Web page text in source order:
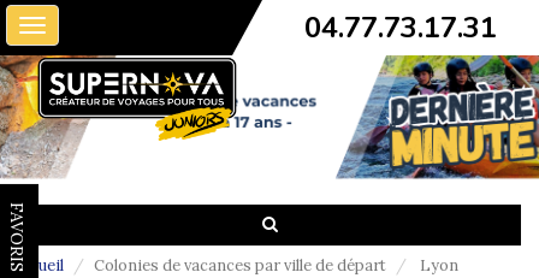
Toggle
navigation
04.77.73.17.31
FAVORIS
Accueil Colonies de vacances par ville de départ Lyon